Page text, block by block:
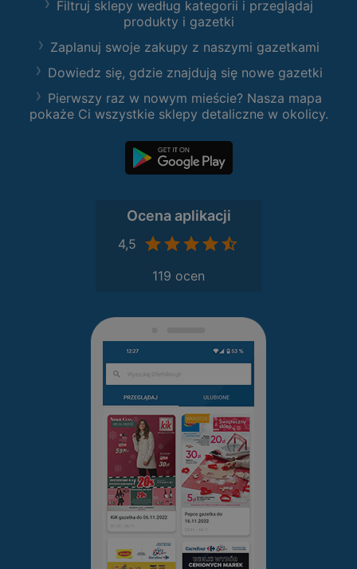
Filtruj sklepy według kategorii i przeglądaj
produkty i gazetki
Zaplanuj swoje zakupy z naszymi gazetkami
Dowiedz się, gdzie znajdują się nowe gazetki
Pierwszy raz w nowym mieście? Nasza mapa
pokaże Ci wszystkie sklepy detaliczne w okolicy.
Ocena aplikacji
4,5
119 ocen